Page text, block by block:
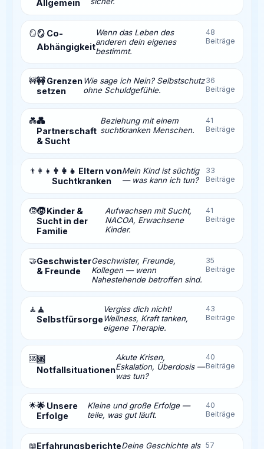
Allgemein
🪞🪞 Co-
Abhängigkeit
Wenn das Leben des
anderen dein eigenes
bestimmt.
48
Beiträge
🚧🚧 Grenzen
setzen
Wie sage ich Nein? Selbstschutz
ohne Schuldgefühle.
36
Beiträge
💑💑
Partnerschaft
& Sucht
Beziehung mit einem
suchtkranken Menschen.
41
Beiträge
👨‍👩‍👧 👨‍👩‍👧 Eltern von
Suchtkranken
Mein Kind ist süchtig
— was kann ich tun?
33
Beiträge
🧒🧒 Kinder &
Sucht in der
Familie
Aufwachsen mit Sucht,
NACOA, Erwachsene
Kinder.
41
Beiträge
🤝Geschwister
& Freunde
Geschwister, Freunde,
Kollegen — wenn
Nahestehende betroffen sind.
35
Beiträge
🧘 🧘
Selbstfürsorge
Vergiss dich nicht!
Wellness, Kraft tanken,
eigene Therapie.
43
Beiträge
🆘🆘
Notfallsituationen
Akute Krisen,
Eskalation, Überdosis —
was tun?
40
Beiträge
🌟🌟 Unsere
Erfolge
Kleine und große Erfolge —
teile, was gut läuft.
40
Beiträge
📖ErfahrungsberichteDeine Geschichte als 57